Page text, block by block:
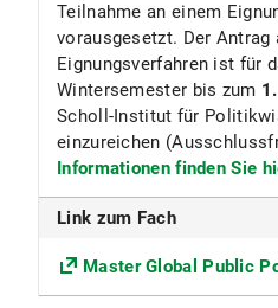
Die Universität erhebt für
München den Grundbeitrag
Solidarbeitrag
Nähere Informationen
Studentenwerk
Teilnahme an einem
vorausgesetzt. Der Antrag
Eignungsverfahren ist für
Wintersemester bis zum
Scholl-Institut für
einzureichen
Informationen finden Sie
Link zum Fach
Master Global Public